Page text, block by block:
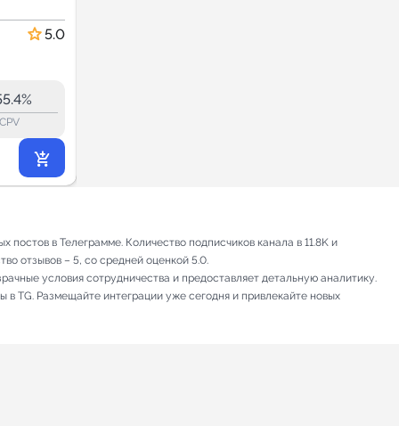
5.0
CPV
в Телеграмме. Количество подписчиков канала в 11.8K и
отзывов – 5, со средней оценкой 5.0.
условия сотрудничества и предоставляет детальную аналитику.
TG. Размещайте интеграции уже сегодня и привлекайте новых